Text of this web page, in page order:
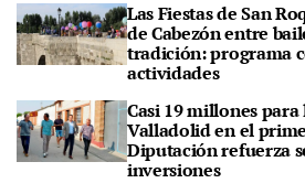
Las Fiestas de San
de Cabezón entre
tradición: programa
actividades
Casi 19 millones para
Valladolid en el
Diputación refuerza
inversiones